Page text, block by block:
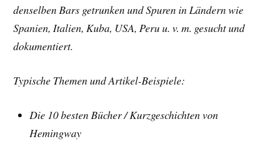
denselben Bars getrunken und Spuren in Ländern wie
Spanien, Italien, Kuba, USA, Peru u. v. m. gesucht und
dokumentiert.
Typische Themen und Artikel-Beispiele:
Die 10 besten Bücher /Kurzgeschichten von
Hemingway